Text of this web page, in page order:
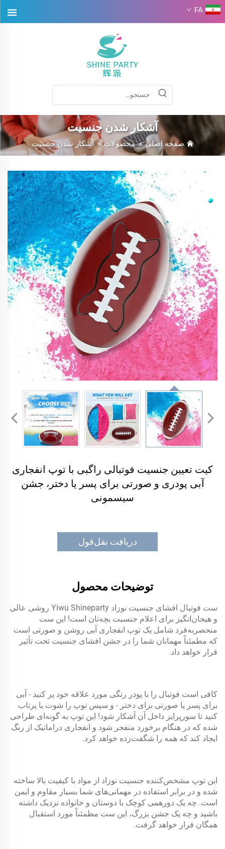
FA
آشکار شدن جنسیت
صفحه اصلی>محصولات>آشکار شدن جنسیت
کیت تعیین جنسیت فوتبالی راگبی با توپ انفجاری
آبی پودری و صورتی برای پسر یا دختر، جشن
سیسمونی
دریافت نقل‌قول
توضیحات محصول
ست فوتبال افشای جنسیت نوزاد Yiwu Shineparty روشی عالی
و هیجان‌انگیز برای اعلام جنسیت بچه‌تان است! این ست
منحصربه‌فرد شامل یک توپ انفجاری آبی روشن و صورتی است
که مطمئناً مهمانان شما را در جشن افشای جنسیت تحت تأثیر
قرار خواهد داد.
کافی است فوتبال را با پودر رنگی مورد علاقه خود پر کنید - آبی
برای پسر یا صورتی برای دختر - و سپس توپ را شوت یا پرتاب
کنید تا سورپرایز داخل آن آشکار شود! این توپ به گونه‌ای طراحی
شده که در هنگام برخورد منفجر شود و انفجاری دراماتیک از رنگ
ایجاد کند که همه را شگفت‌زده خواهد کرد.
این توپ مشخص‌کننده جنسیت نوزاد از مواد با کیفیت بالا ساخته
شده و در برابر استفاده در مهمانی‌های شما بسیار مقاوم و ایمن
است. چه یک دورهمی کوچک با دوستان و خانواده نزدیک داشته
باشید و چه یک جشن بزرگ، این ست مطمئناً مورد استقبال
همگان قرار خواهد گرفت.